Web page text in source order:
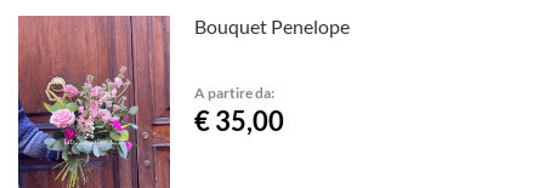
Bouquet Penelope
A partire da:
€ 35,00